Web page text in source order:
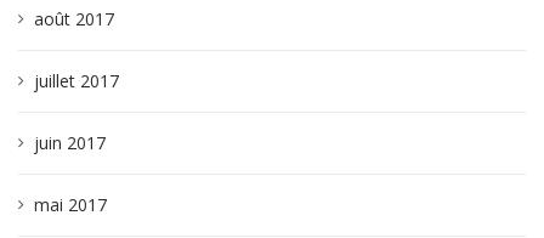
août 2017
juillet 2017
juin 2017
mai 2017